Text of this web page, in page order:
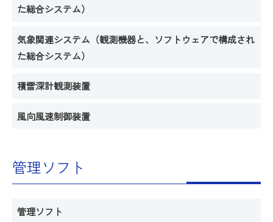
た総合システム）
気象関連システム（観測機器と、ソフトウェアで構成され
た総合システム）
積雪深計観測装置
風向風速制御装置
管理ソフト
管理ソフト